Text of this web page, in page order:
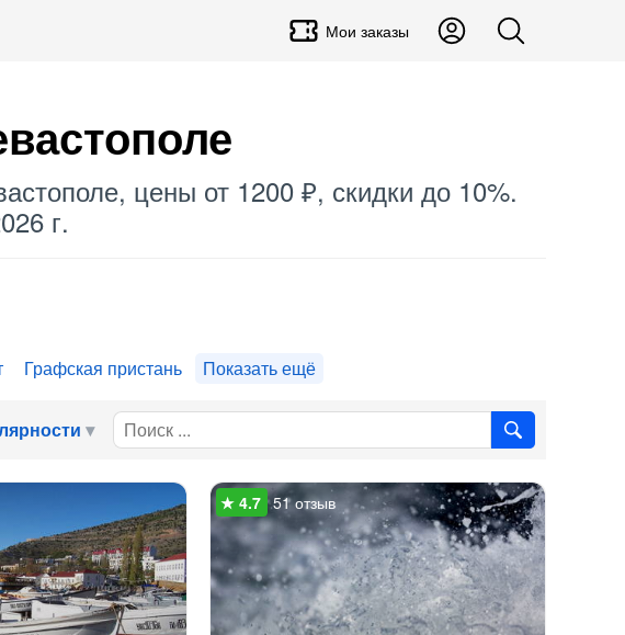
Мои заказы
цены от 1200 ₽, скидки до 10%.
г.
Графская пристань Показать ещё
51 отзыв